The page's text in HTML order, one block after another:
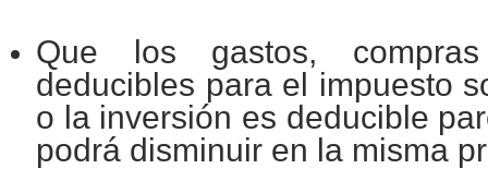
Que los gastos,
deducibles para el impuesto
o la inversión es deducible
podrá disminuir en la misma